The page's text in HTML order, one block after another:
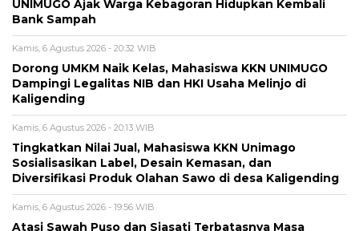
UNIMUGO Ajak Warga Kebagoran Hidupkan Kembali
Bank Sampah
Kamis, 6 Agustus 2026 - 20:32 WIB
Dorong UMKM Naik Kelas, Mahasiswa KKN UNIMUGO
Dampingi Legalitas NIB dan HKI Usaha Melinjo di
Kaligending
Kamis, 6 Agustus 2026 - 20:13 WIB
Tingkatkan Nilai Jual, Mahasiswa KKN Unimago
Sosialisasikan Label, Desain Kemasan, dan
Diversifikasi Produk Olahan Sawo di desa Kaligending
Kamis, 6 Agustus 2026 - 19:56 WIB
Atasi Sawah Puso dan Siasati Terbatasnya Masa